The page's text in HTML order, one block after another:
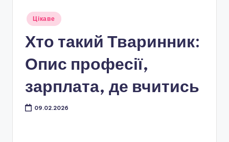
Опубліковано
у
Цікаве
Хто такий Тваринник:
Опис професії,
зарплата, де вчитись
09.02.2026